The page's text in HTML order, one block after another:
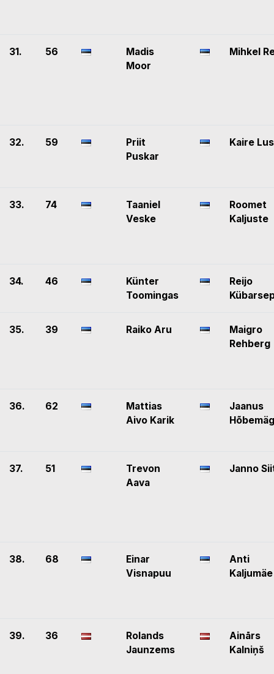
31. 56
Madis
Moor
Mihkel
32. 59
Priit
Puskar
Kaire
33. 74
Taaniel
Veske
Roomet
Kaljuste
34. 46
Künter
Toomingas
Reijo
35. 39 Raiko Aru
Maigro
Rehberg
36. 62
Mattias
Aivo Karik
Jaanus
37. 51
Trevon
Aava
Janno
38. 68
Einar
Visnapuu
Anti
Kaljumäe
39. 36
Rolands
Jaunzems
Ainārs
Kalniņš